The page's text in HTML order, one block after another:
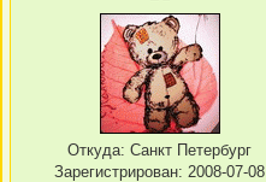
Откуда: Санкт Петербург
Зарегистрирован: 2008-07-08